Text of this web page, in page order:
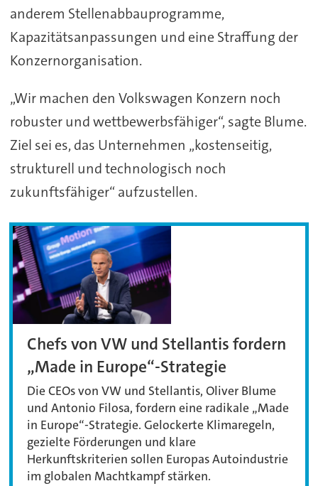
anderem Stellenabbauprogramme,
Kapazitätsanpassungen und eine Straffung der
Konzernorganisation.
„Wir machen den Volkswagen Konzern noch
robuster und wettbewerbsfähiger“, sagte Blume.
Ziel sei es, das Unternehmen „kostenseitig,
strukturell und technologisch noch
zukunftsfähiger“ aufzustellen.
Chefs von VW und Stellantis fordern
„Made in Europe“-Strategie
Die CEOs von VW und Stellantis, Oliver Blume
und Antonio Filosa, fordern eine radikale „Made
in Europe“-Strategie. Gelockerte Klimaregeln,
gezielte Förderungen und klare
Herkunftskriterien sollen Europas Autoindustrie
im globalen Machtkampf stärken.